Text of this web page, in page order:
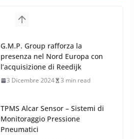
TPMS Alcar Sensor – Sistemi di
Monitoraggio Pressione
Pneumatici
4 Aprile 2022 3 min read
Cerchi in Lega Mercedes: Novità
MAK 2019 – 2020
16 Settembre 2019